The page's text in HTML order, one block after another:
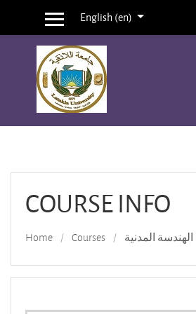
Skip to main content
Side panelEnglish ‎(en)‎
COURSE INFO
Home Courses الهندسة المدنية